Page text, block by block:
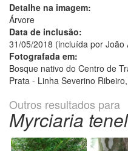
Detalhe na imagem:
Árvore
Data de inclusão:
31/05/2018 (incluída por João
Fotografada em:
Bosque nativo do Centro de
Prata - Linha Severino
Outros resultados para
Myrciaria